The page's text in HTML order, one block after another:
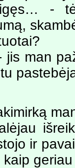
-
jis man
ir